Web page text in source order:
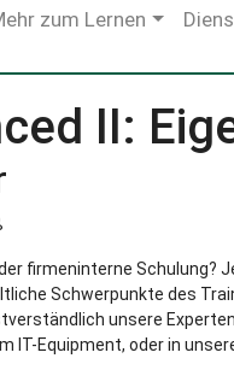
zum Lernen
II:
firmeninterne Schulung?
Schwerpunkte des
unsere
IT-Equipment, oder in